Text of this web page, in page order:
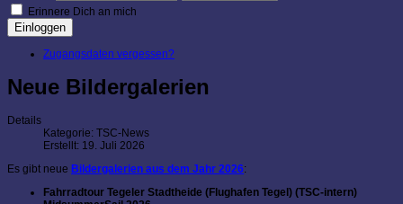
Erinnere Dich an mich
Einloggen
Zugangsdaten vergessen?
Neue Bildergalerien
Details
Kategorie: TSC-News
Erstellt: 19. Juli 2026
Es gibt neue Bildergalerien aus dem Jahr 2026:
Fahrradtour Tegeler Stadtheide (Flughafen Tegel) (TSC-intern)